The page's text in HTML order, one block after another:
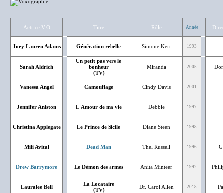
Actrice V.O Titre Rôle Année
Joey Lauren Adams Génération rebelle Simone Kerr 1993
Sarah Aldrich
Un petit pas vers le
bonheur
(TV)
Miranda 2005
Vanessa Angel Camouflage Cindy Davis 2001
Jennifer Aniston L'Amour de ma vie Debbie 1997
Christina Applegate Le Prince de Sicile Diane Steen 1998
Mili Avital Dead Man Thel Russell 1996
Drew Barrymore Le Démon des armes Anita Minteer 1992
Lauralee Bell
La Locataire
(TV)
Dr. Carol Allen 2018